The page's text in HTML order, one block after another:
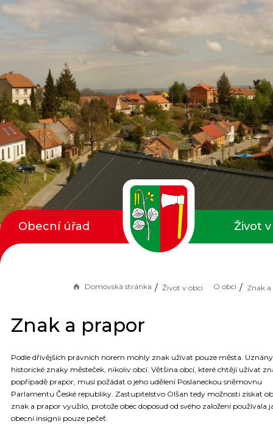
Domovská stránka Život v obci O obci Znak
Znak a prapor
Podle dřívějších právních norem mohly znak užívat pouze města.
historické znaky městeček, nikoliv obcí. Většina obcí, které chtějí užívat
popřípadě prapor, musí požádat o jeho udělení Poslaneckou sněmovnu
Parlamentu České republiky. Zastupitelstvo Olšan tedy možnosti získat
znak a prapor využilo, protože obec doposud od svého založení používala
obecní insignii pouze pečeť.
Obecní úřad Život